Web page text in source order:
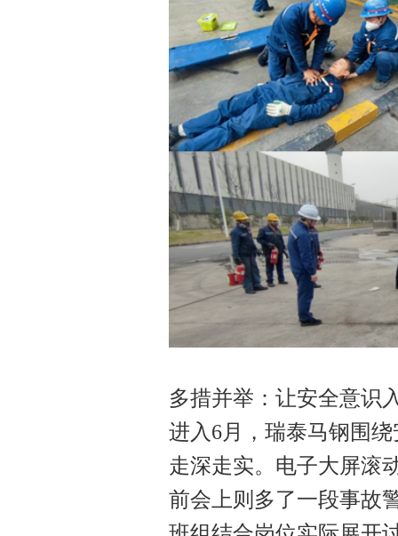
多措并举：让安全意识
进入6月，瑞泰马钢围
走深走实。电子大屏滚
前会上则多了一段事故